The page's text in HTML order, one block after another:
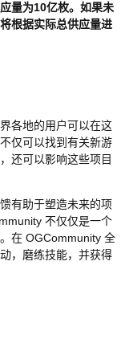
量为10亿枚。如果未
根据实际总供应量进
各地的用户可以在这
仅可以找到有关新游
还可以影响这些项目
有助于塑造未来的项
不仅仅是一个
在 OGCommunity 全
，磨练技能，并获得